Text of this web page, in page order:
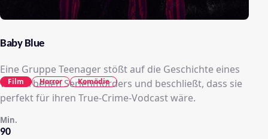
Baby Blue
Eine Gruppe Teenager stößt auf die Geschichte eines
verstorbenen Serienmörders und beschließt, dass sie
perfekt für ihren True-Crime-Vodcast wäre.
90
Min.
Film Horror Komödie